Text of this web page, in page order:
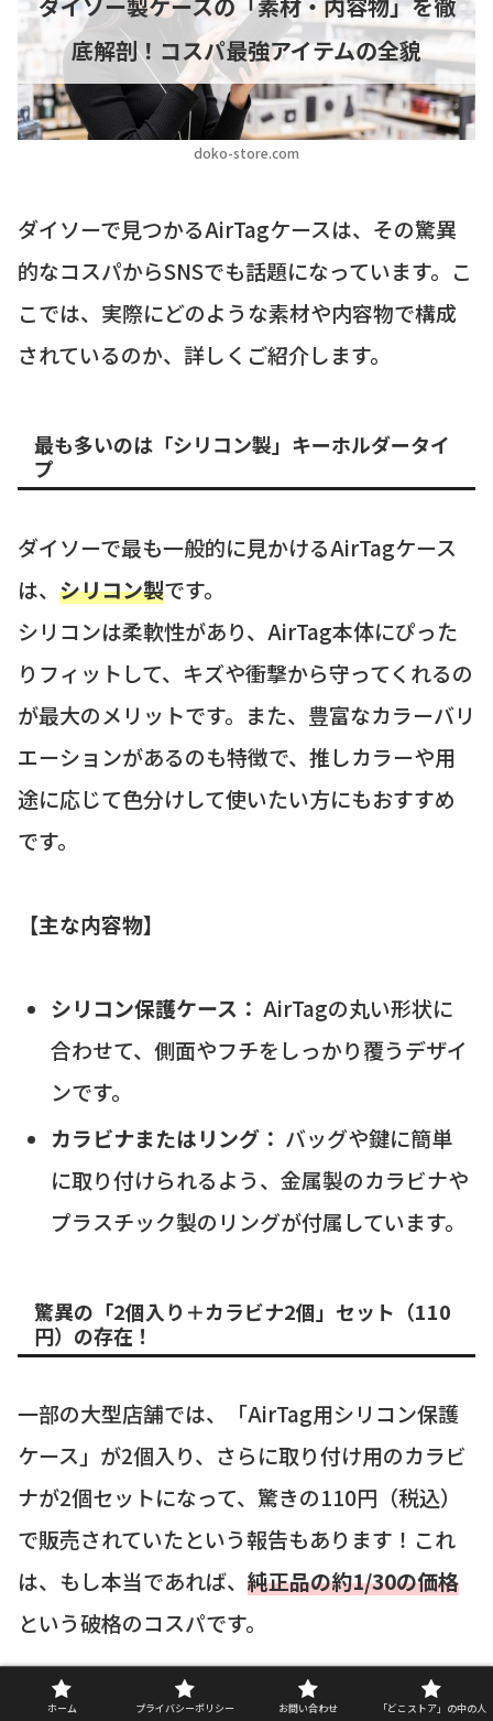
doko-store.com
底解剖！コスパ最強アイテムの全貌
ダイソーで見つかるAirTagケースは、その驚異
的なコスパからSNSでも話題になっています。こ
こでは、実際にどのような素材や内容物で構成
されているのか、詳しくご紹介します。
最も多いのは「シリコン製」キーホルダータイ
プ
ダイソーで最も一般的に見かけるAirTagケース
は、 シリコン製です。
シリコンは柔軟性があり、AirTag本体にぴった
りフィットして、キズや衝撃から守ってくれるの
が最大のメリットです。また、豊富なカラーバリ
エーションがあるのも特徴で、推しカラーや用
途に応じて色分けして使いたい方にもおすすめ
です。
【主な内容物】
シリコン保護ケース： AirTagの丸い形状に
合わせて、側面やフチをしっかり覆うデザイ
ンです。
カラビナまたはリング： バッグや鍵に簡単
に取り付けられるよう、金属製のカラビナや
プラスチック製のリングが付属しています。
驚異の「2個入り＋カラビナ2個」セット（110
円）の存在！
一部の大型店舗では、「AirTag用シリコン保護
ケース」が2個入り、さらに取り付け用のカラビ
ナが2個セットになって、驚きの110円（税込）
で販売されていたという報告もあります！これ
は、もし本当であれば、 純正品の約1/30の価格
という破格のコスパです。
このセットは特に人気が高く、見つけたら即買
ホーム プライバシーポリシー お問い合わせ 「どこストア」の中の人